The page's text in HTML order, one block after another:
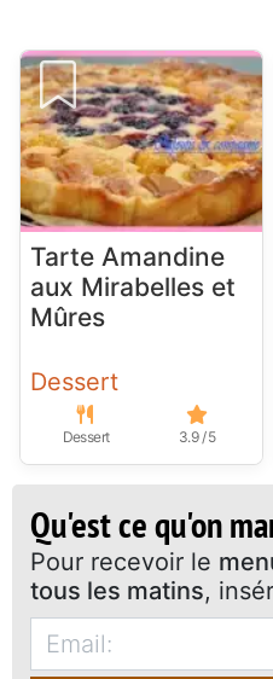
Tarte Amandine
aux Mirabelles et
Mûres
Dessert
Dessert 3.9 / 5
Qu'est ce qu'on
Pour recevoir le
tous les matins,